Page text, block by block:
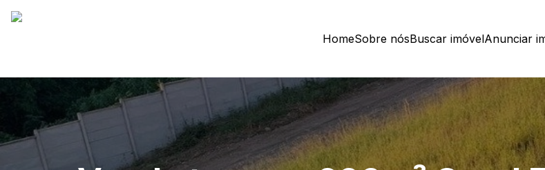
HomeSobre nósBuscar imóvelAnunciar